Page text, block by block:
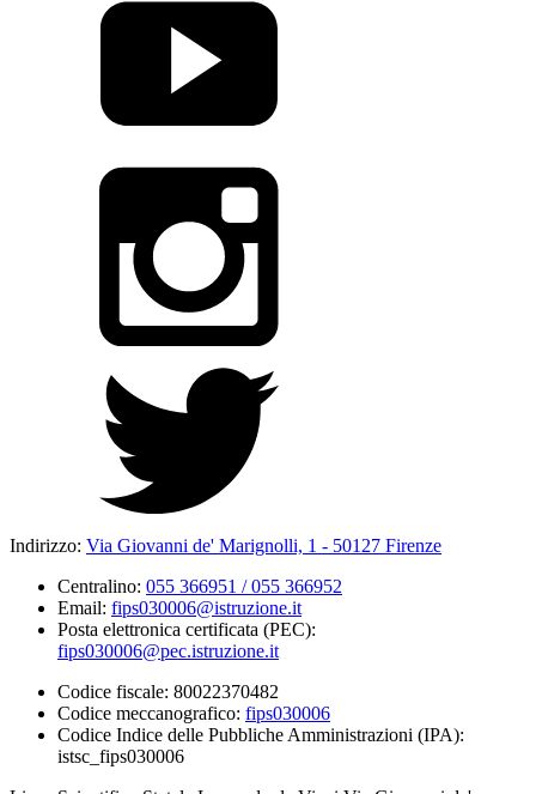
Indirizzo: Via Giovanni de' Marignolli, 1 - 50127 Firenze
Centralino: 055 366951 / 055 366952
Email: fips030006@istruzione.it
Posta elettronica certificata (PEC):
fips030006@pec.istruzione.it
Codice fiscale: 80022370482
Codice meccanografico: fips030006
Codice Indice delle Pubbliche Amministrazioni (IPA):
istsc_fips030006